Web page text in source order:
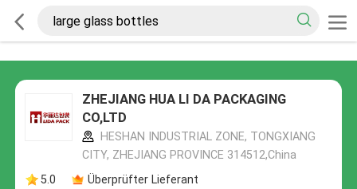
ZHEJIANG HUA LI DA PACKAGING
CO,LTD
HESHAN INDUSTRIAL ZONE, TONGXIANG
CITY, ZHEJIANG PROVINCE 314512,China
5.0
Überprüfter Lieferant